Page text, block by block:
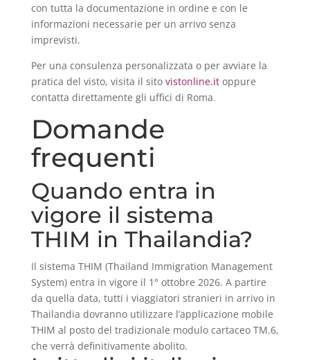
con tutta la documentazione in ordine e con le
informazioni necessarie per un arrivo senza
imprevisti.
Per una consulenza personalizzata o per avviare la
pratica del visto, visita il sito vistonline.itoppure
contatta direttamente gli uffici di Roma.
Domande
frequenti
Quando entra in
vigore il sistema
THIM in Thailandia?
Il sistema THIM (Thailand Immigration Management
System) entra in vigore il 1° ottobre 2026. A partire
da quella data, tutti i viaggiatori stranieri in arrivo in
Thailandia dovranno utilizzare l’applicazione mobile
THIM al posto del tradizionale modulo cartaceo TM.6,
che verrà definitivamente abolito.